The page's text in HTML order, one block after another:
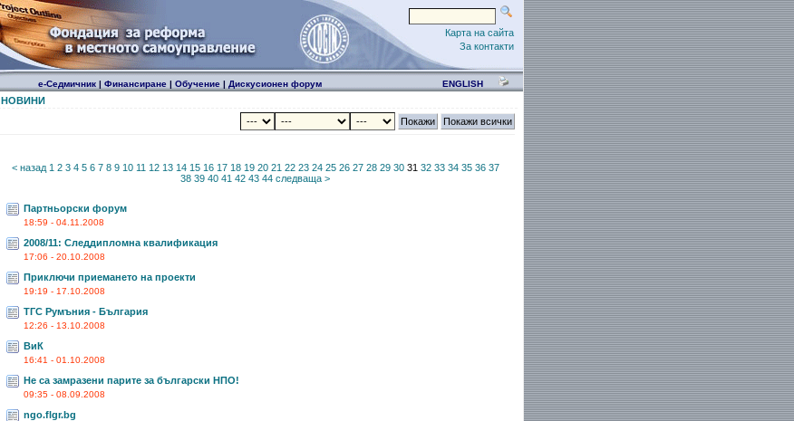
Карта на сайта
За контакти
е-Седмичник| Финансиране| Обучение| Дискусионен форум ENGLISH
НОВИНИ
< назад 1 2 3 4 5 6 7 8 9 10 11 12 13 14 15 16 17 18 19 20 21 22 23 24 25 26 27 28 29 3031 32 33 34 35 36 37
38 39 40 41 42 43 44 следваща >
Партньорски форум
18:59 - 04.11.2008
2008/11: Следдипломна квалификация
17:06 - 20.10.2008
Приключи приемането на проекти
19:19 - 17.10.2008
ТГС Румъния - България
12:26 - 13.10.2008
ВиК
16:41 - 01.10.2008
Не са замразени парите за български НПО!
09:35 - 08.09.2008
ngo.flgr.bg